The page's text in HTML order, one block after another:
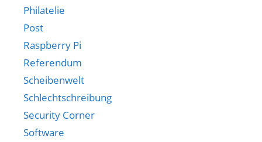
Philatelie
Post
Raspberry Pi
Referendum
Scheibenwelt
Schlechtschreibung
Security Corner
Software